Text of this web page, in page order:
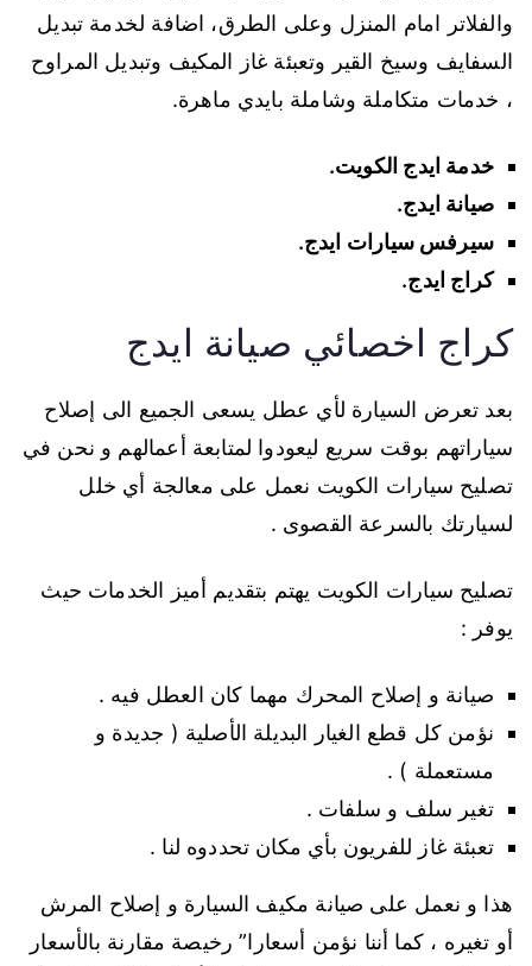
والفلاتر امام المنزل وعلى الطرق، اضافة لخدمة تبديل
السفايف وسيخ القير وتعبئة غاز المكيف وتبديل المراوح
، خدمات متكاملة وشاملة بايدي ماهرة.
خدمة ايدج الكويت.
صيانة ايدج.
سيرفس سيارات ايدج.
كراج ايدج.
كراج اخصائي صيانة ايدج
بعد تعرض السيارة لأي عطل يسعى الجميع الى إصلاح
سياراتهم بوقت سريع ليعودوا لمتابعة أعمالهم و نحن في
تصليح سيارات الكويت نعمل على معالجة أي خلل
لسيارتك بالسرعة القصوى .
تصليح سيارات الكويت يهتم بتقديم أميز الخدمات حيث
يوفر :
صيانة و إصلاح المحرك مهما كان العطل فيه .
نؤمن كل قطع الغيار البديلة الأصلية ( جديدة و
مستعملة ) .
تغير سلف و سلفات .
تعبئة غاز للفريون بأي مكان تحددوه لنا .
هذا و نعمل على صيانة مكيف السيارة و إصلاح المرش
أو تغيره ، كما أننا نؤمن أسعارا” رخيصة مقارنة بالأسعار